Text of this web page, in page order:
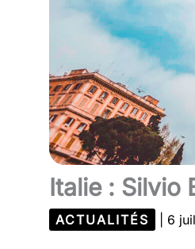
Italie : Silvio
ACTUALITÉS 6